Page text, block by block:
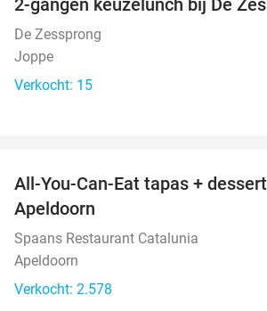
NEW
TODAY
De Zessprong
Joppe
Verkocht: 15
All-You-Can-Eat tapas +
Apeldoorn
Spaans Restaurant Catalunia
Apeldoorn
Verkocht: 2.578